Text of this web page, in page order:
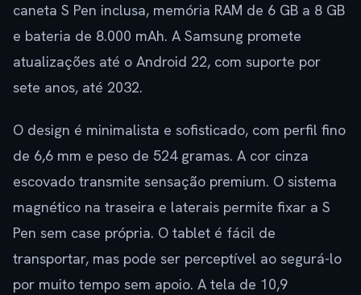
caneta S Pen inclusa, memória RAM de 6 GB a 8 GB
e bateria de 8.000 mAh. A Samsung promete
atualizações até o Android 22, com suporte por
sete anos, até 2032.
O design é minimalista e sofisticado, com perfil fino
de 6,6 mm e peso de 524 gramas. A cor cinza
escovado transmite sensação premium. O sistema
magnético na traseira e laterais permite fixar a S
Pen sem case própria. O tablet é fácil de
transportar, mas pode ser perceptível ao segurá-lo
por muito tempo sem apoio. A tela de 10,9